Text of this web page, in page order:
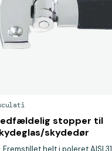
stopper til
skydedør
Fremstillet helt i poleret AISI